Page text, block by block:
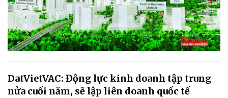
DatVietVAC: Động lực kinh doanh tập trung
nửa cuối năm, sẽ lập liên doanh quốc tế